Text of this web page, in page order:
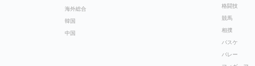
海外総合
韓国
中国
格闘技
競馬
相撲
バスケ
バレー